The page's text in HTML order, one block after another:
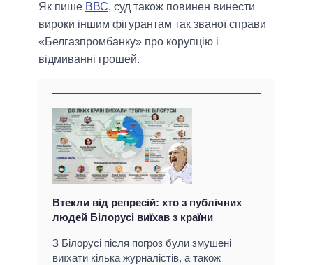
Як пише ВВС, суд також повинен винести
вироки іншим фігурантам так званої справи
«Белгазпромбанку» про корупцію і
відмиванні грошей.
Втекли від репресій: хто з публічних
людей Білорусі виїхав з країни
З Білорусі після погроз були змушені
виїхати кілька журналістів, а також